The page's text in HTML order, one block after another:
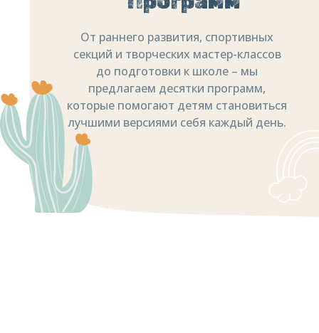
От раннего развития, спортивных
секций и творческих мастер-классов
до подготовки к школе – мы
предлагаем десятки программ,
которые помогают детям становиться
лучшими версиями себя каждый день.